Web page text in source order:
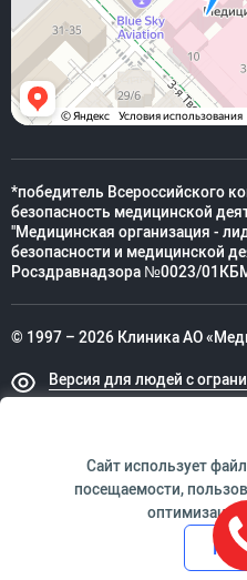
*победитель Всероссийского
безопасность медицинской
"Медицинская организация -
безопасности и медицинской
Росздравнадзора №0023/
© 1997 – 2026 Клиника АО
Версия для людей с
ИМЕЮТСЯ
Сайт использует
посещаемости,
оптимизации